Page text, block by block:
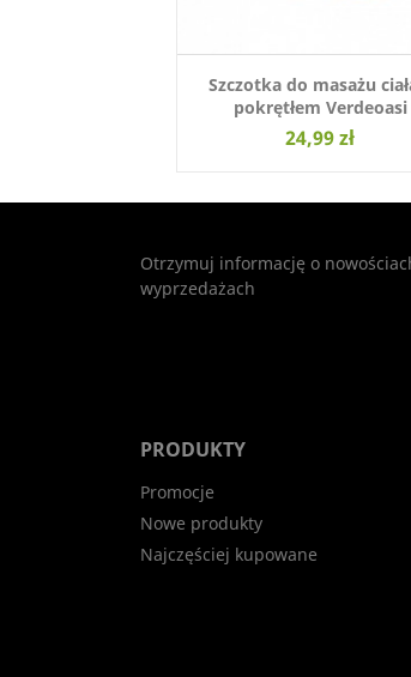
Szczotka do masażu
pokrętłem Verdeoasi
24,99 zł
Otrzymuj informację o
wyprzedażach
PRODUKTY
Promocje
Nowe produkty
Najczęściej kupowane